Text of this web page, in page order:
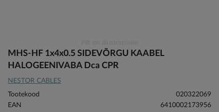
to
the
of
the
images
MHS-HF 1x4x0.5 SIDEVÕRGU KAABEL
HALOGEENIVABA Dca CPR
NESTOR CABLES
Tootekood
020322069
EAN
6410002173956